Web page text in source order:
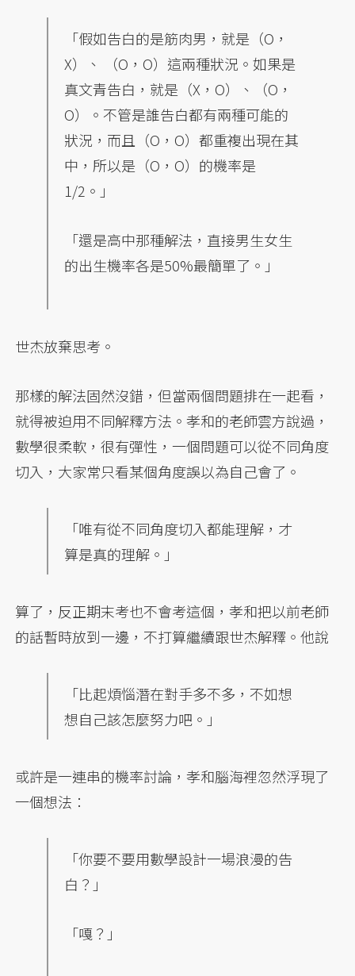
「假如告白的是筋肉男，就是（O，
X）、 （O，O）這兩種狀況。如果是
真文青告白，就是（X，O）、（O，
O）。不管是誰告白都有兩種可能的
狀況，而且（O，O）都重複出現在其
中，所以是（O，O）的機率是
1/2。」
「還是高中那種解法，直接男生女生
的出生機率各是50%最簡單了。」
世杰放棄思考。
那樣的解法固然沒錯，但當兩個問題排在一起看，
就得被迫用不同解釋方法。孝和的老師雲方說過，
數學很柔軟，很有彈性，一個問題可以從不同角度
切入，大家常只看某個角度誤以為自己會了。
「唯有從不同角度切入都能理解，才
算是真的理解。」
算了，反正期末考也不會考這個，孝和把以前老師
的話暫時放到一邊，不打算繼續跟世杰解釋。他說
「比起煩惱潛在對手多不多，不如想
想自己該怎麼努力吧。」
或許是一連串的機率討論，孝和腦海裡忽然浮現了
一個想法：
「你要不要用數學設計一場浪漫的告
白？」
「嘎？」